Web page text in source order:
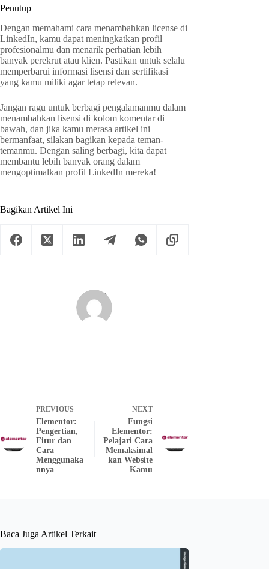
Penutup
Dengan memahami cara menambahkan license di
LinkedIn, kamu dapat meningkatkan profil
profesionalmu dan menarik perhatian lebih
banyak perekrut atau klien. Pastikan untuk selalu
memperbarui informasi lisensi dan sertifikasi
yang kamu miliki agar tetap relevan.
Jangan ragu untuk berbagi pengalamanmu dalam
menambahkan lisensi di kolom komentar di
bawah, dan jika kamu merasa artikel ini
bermanfaat, silakan bagikan kepada teman-
temanmu. Dengan saling berbagi, kita dapat
membantu lebih banyak orang dalam
mengoptimalkan profil LinkedIn mereka!
Bagikan Artikel Ini
PREVIOUS
Elementor:
Pengertian,
Fitur dan
Cara
Menggunaka
nnya
NEXT
Fungsi
Elementor:
Pelajari Cara
Memaksimal
kan Website
Kamu
Baca Juga Artikel Terkait